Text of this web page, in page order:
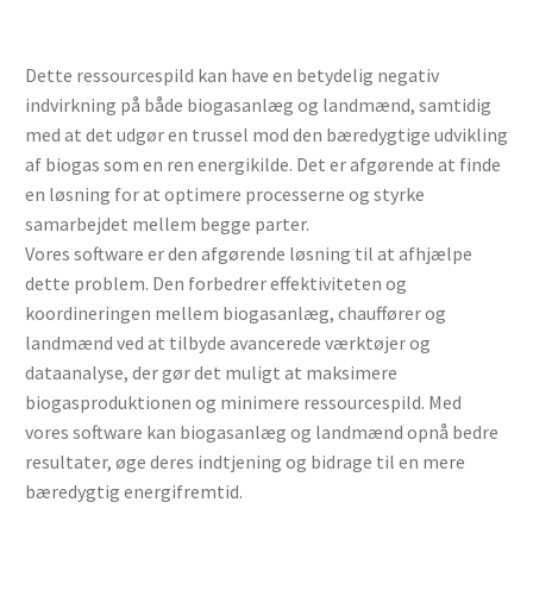
Dette ressourcespild kan have en betydelig negativ
indvirkning på både biogasanlæg og landmænd, samtidig
med at det udgør en trussel mod den bæredygtige udvikling
af biogas som en ren energikilde. Det er afgørende at finde
en løsning for at optimere processerne og styrke
samarbejdet mellem begge parter.
Vores software er den afgørende løsning til at afhjælpe
dette problem. Den forbedrer effektiviteten og
koordineringen mellem biogasanlæg, chauffører og
landmænd ved at tilbyde avancerede værktøjer og
dataanalyse, der gør det muligt at maksimere
biogasproduktionen og minimere ressourcespild. Med
vores software kan biogasanlæg og landmænd opnå bedre
resultater, øge deres indtjening og bidrage til en mere
bæredygtig energifremtid.